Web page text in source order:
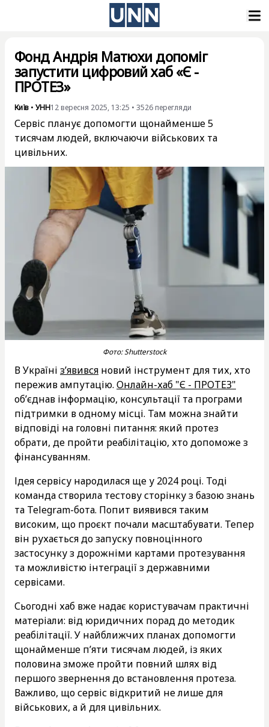
Фонд Андрія Матюхи допоміг
запустити цифровий хаб «Є -
ПРОТЕЗ»
Київ • УНН12 вересня 2025, 13:25 • 3526 перегляди
Сервіс планує допомогти щонайменше 5
тисячам людей, включаючи військових та
цивільних.
Фото: Shutterstock
В Україні з’явився новий інструмент для тих, хто
пережив ампутацію. Онлайн-хаб "Є - ПРОТЕЗ"
об’єднав інформацію, консультації та програми
підтримки в одному місці. Там можна знайти
відповіді на головні питання: який протез
обрати, де пройти реабілітацію, хто допоможе з
фінансуванням.
Ідея сервісу народилася ще у 2024 році. Тоді
команда створила тестову сторінку з базою знань
та Telegram-бота. Попит виявився таким
високим, що проєкт почали масштабувати. Тепер
він рухається до запуску повноцінного
застосунку з дорожніми картами протезування
та можливістю інтеграції з державними
сервісами.
Сьогодні хаб вже надає користувачам практичні
матеріали: від юридичних порад до методик
реабілітації. У найближчих планах допомогти
щонайменше п’яти тисячам людей, із яких
половина зможе пройти повний шлях від
першого звернення до встановлення протеза.
Важливо, що сервіс відкритий не лише для
військових, а й для цивільних.